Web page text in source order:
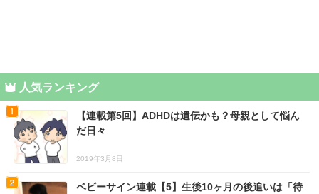
人気ランキング
【連載第5回】ADHDは遺伝かも？母親として悩ん
だ日々
2019年3月8日
ベビーサイン連載【5】生後10ヶ月の後追いは「待